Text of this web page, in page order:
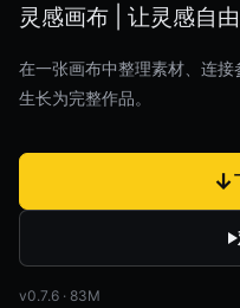
灵感画布 | 让灵感自
在一张画布中整理素材、连
生长为完整作品。
↓
v0.7.6 · 83M